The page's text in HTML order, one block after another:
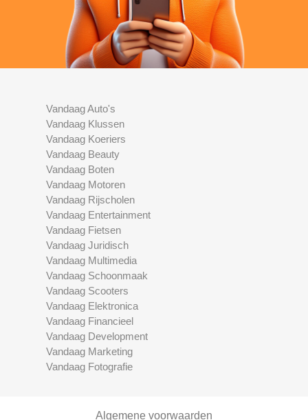
Vandaag Auto's
Vandaag Klussen
Vandaag Koeriers
Vandaag Beauty
Vandaag Boten
Vandaag Motoren
Vandaag Rijscholen
Vandaag Entertainment
Vandaag Fietsen
Vandaag Juridisch
Vandaag Multimedia
Vandaag Schoonmaak
Vandaag Scooters
Vandaag Elektronica
Vandaag Financieel
Vandaag Development
Vandaag Marketing
Vandaag Fotografie
Algemene voorwaarden